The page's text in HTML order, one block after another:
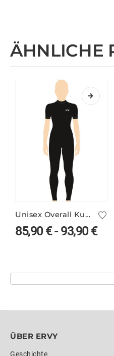
ÄHNLICHE
Unisex Overall Kurzarm mit Stehbund
85,90€-93,90€
ÜBER ERVY
Geschichte